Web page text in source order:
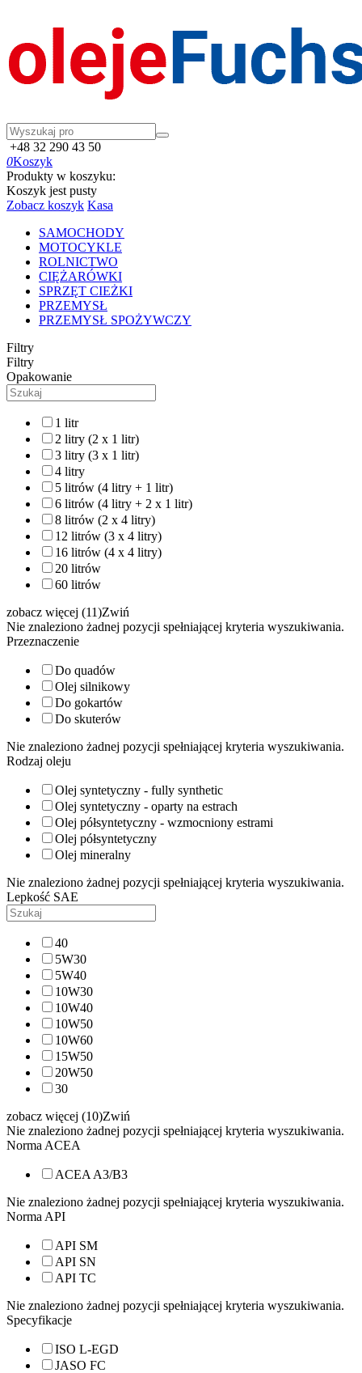
+48 32 290 43 50
0Koszyk
Produkty w koszyku:
Koszyk jest pusty
Zobacz koszyk Kasa
SAMOCHODY
MOTOCYKLE
ROLNICTWO
CIĘŻARÓWKI
SPRZĘT CIEŻKI
PRZEMYSŁ
PRZEMYSŁ SPOŻYWCZY
Filtry
Filtry
Opakowanie
1 litr
2 litry (2 x 1 litr)
3 litry (3 x 1 litr)
4 litry
5 litrów (4 litry + 1 litr)
6 litrów (4 litry + 2 x 1 litr)
8 litrów (2 x 4 litry)
12 litrów (3 x 4 litry)
16 litrów (4 x 4 litry)
20 litrów
60 litrów
zobacz więcej (11)Zwiń
Nie znaleziono żadnej pozycji spełniającej kryteria wyszukiwania.
Przeznaczenie
Do quadów
Olej silnikowy
Do gokartów
Do skuterów
Nie znaleziono żadnej pozycji spełniającej kryteria wyszukiwania.
Rodzaj oleju
Olej syntetyczny - fully synthetic
Olej syntetyczny - oparty na estrach
Olej półsyntetyczny - wzmocniony estrami
Olej półsyntetyczny
Olej mineralny
Nie znaleziono żadnej pozycji spełniającej kryteria wyszukiwania.
Lepkość SAE
40
5W30
5W40
10W30
10W40
10W50
10W60
15W50
20W50
30
zobacz więcej (10)Zwiń
Nie znaleziono żadnej pozycji spełniającej kryteria wyszukiwania.
Norma ACEA
ACEA A3/B3
Nie znaleziono żadnej pozycji spełniającej kryteria wyszukiwania.
Norma API
API SM
API SN
API TC
Nie znaleziono żadnej pozycji spełniającej kryteria wyszukiwania.
Specyfikacje
ISO L-EGD
JASO FC